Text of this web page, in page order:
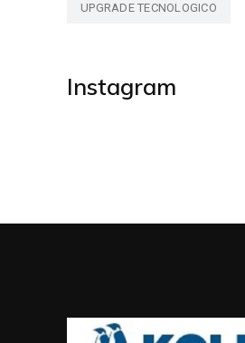
UPGRADE TECNOLOGICO
Instagram